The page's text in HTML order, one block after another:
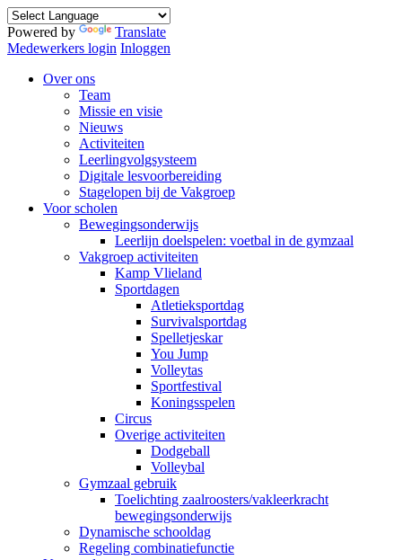
Powered by
Translate
Medewerkers login Inloggen
Over ons
Team
Missie en visie
Nieuws
Activiteiten
Leerlingvolgsysteem
Digitale lesvoorbereiding
Stagelopen bij de Vakgroep
Voor scholen
Bewegingsonderwijs
Leerlijn doelspelen: voetbal in de gymzaal
Vakgroep activiteiten
Kamp Vlieland
Sportdagen
Atletieksportdag
Survivalsportdag
Spelletjeskar
You Jump
Volleytas
Sportfestival
Koningsspelen
Circus
Overige activiteiten
Dodgeball
Volleybal
Gymzaal gebruik
Toelichting zaalroosters/vakleerkracht
bewegingsonderwijs
Dynamische schooldag
Regeling combinatiefunctie